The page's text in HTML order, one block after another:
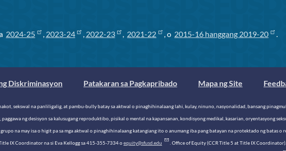
2024-25 , 2023-24 , 2022-23 , 2021-22 , o 2015-16 hanggang 2019-20 .
Diskriminasyon Patakaran sa Pagkapribado Mapa ng Site
sekswal na panliligalig, at pambu-bully batay sa aktwal o pinaghihinalaang lahi, kulay, ninuno, nasyonalidad, bansang
ng desisyon sa kalusugang reproduktibo, pisikal o mental na kapansanan, kondisyong medikal, kasarian, oryentasyong
na may isa o higit pa sa mga aktwal o pinaghihinalaang katangiang ito o anumang iba pang batayan na protektado ng batas o
IX Coordinator na si Eva Kellogg sa 415-355-7334 oequity@sfusd.edu . Office of Equity (CCR Title 5 at Title IX